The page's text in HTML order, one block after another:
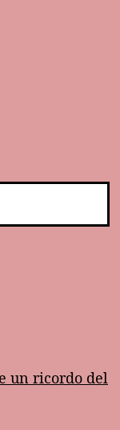
un ricordo del